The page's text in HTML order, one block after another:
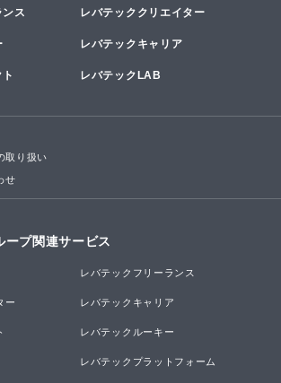
ス レバテッククリエイター
レバテックキャリア
レバテックLAB
取り扱い
せ
ープ関連サービス
レバテックフリーランス
ー レバテックキャリア
レバテックルーキー
レバテックプラットフォーム